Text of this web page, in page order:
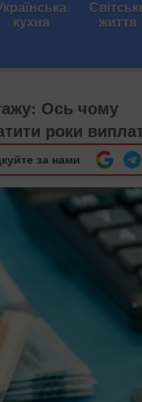
кухня життя
Ось чому
роки
за нами